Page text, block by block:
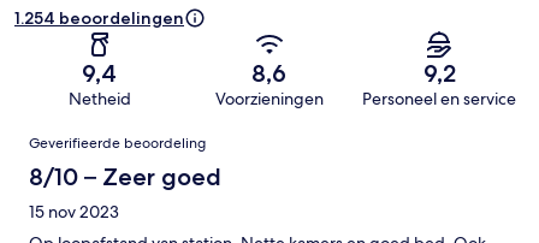
1.254 beoordelingen
9,4
Netheid
8,6
Voorzieningen
9,2
Personeel en service
Beoordelingen
Geverifieerde beoordeling
8/10 – Zeer goed
15 nov 2023